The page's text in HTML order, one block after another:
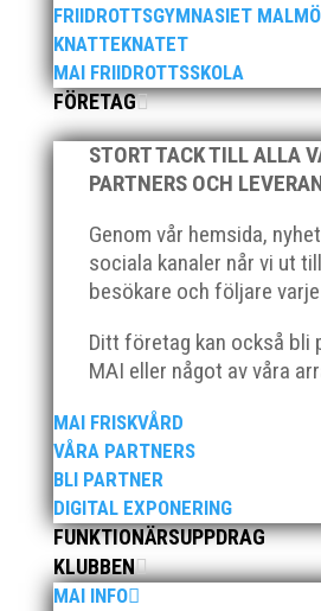
FRIIDROTTSGYMNASIET MALMÖ
KNATTEKNATET
MAI FRIIDROTTSSKOLA
FÖRETAG
STORT TACK TILL ALLA
PARTNERS OCH
Genom vår hemsida,
sociala kanaler når vi ut
besökare och följare
Ditt företag kan också bli
MAI eller något av våra
MAI FRISKVÅRD
VÅRA PARTNERS
BLI PARTNER
DIGITAL EXPONERING
FUNKTIONÄRSUPPDRAG
KLUBBEN
MAI INFO
I mitten på förra veckan fylldes
hundratals förväntansfulla och
totalt 25 olika skolor på MAIs
Skolmästerskap. Skolorna på
varandra i friidrottsgrenarna:
höjdhopp och kulstötning.
Sveriges sprinterdrottning Julia
att fortsättningsvis tävla för MAI.
jättemycket med stafettsatsning,
som jag inte haft möjlighet till i
bättre förutsättningar i Malmö.